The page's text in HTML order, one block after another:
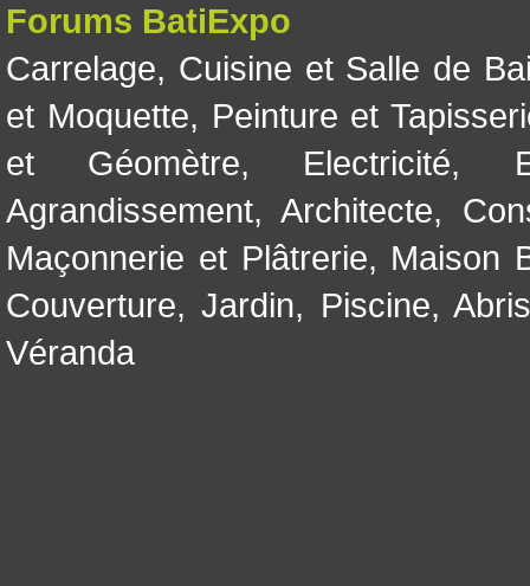
Forums BatiExpo
Carrelage, Cuisine et Salle de
et Moquette, Peinture et
et Géomètre, Electricité,
Agrandissement, Architecte,
Maçonnerie et Plâtrerie, Maison
Couverture,Jardin, Piscine,
Véranda